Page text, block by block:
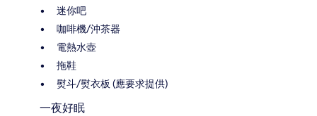
迷你吧
咖啡機/沖茶器
電熱水壺
拖鞋
熨斗/熨衣板 (應要求提供)
一夜好眠